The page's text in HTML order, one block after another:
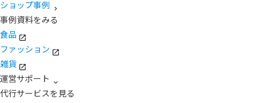
ショップ事例
事例資料をみる
食品
ファッション
雑貨
運営サポート
代行サービスを見る